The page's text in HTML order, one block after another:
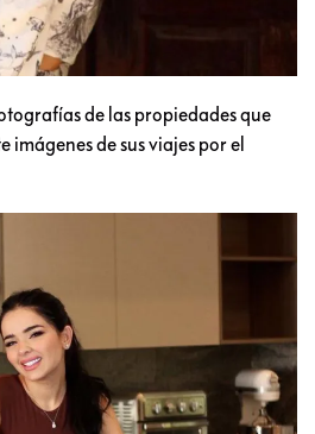
de las propiedades que
imágenes de sus viajes por el